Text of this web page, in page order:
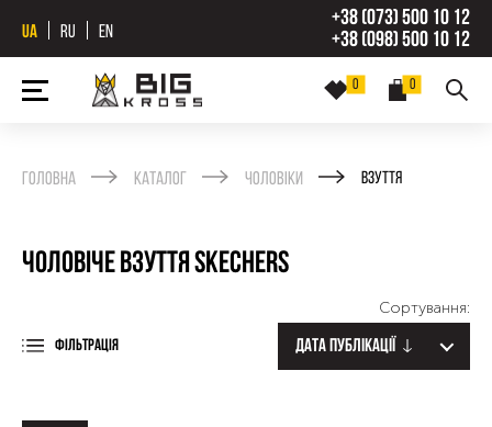
UA RU EN
+38 (073) 500 10 12
+38 (098) 500 10 12
0
0
Головна Каталог Чоловіки Взуття
Чоловіче взуття Skechers
ФІЛЬТРАЦІЯ
Сортування:
Дата публікації